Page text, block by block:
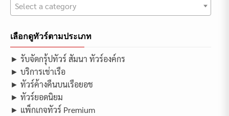
Select a category
เลือกดูทัวร์ตามประเภท
► รับจัดกรุ้ปทัวร์ สัมนา ทัวร์องค์กร
► บริการเช่าเรือ
► ทัวร์ค้างคืนบนเรือยอช
► ทัวร์ยอดนิยม
► แพ็กเกจทัวร์ Premium